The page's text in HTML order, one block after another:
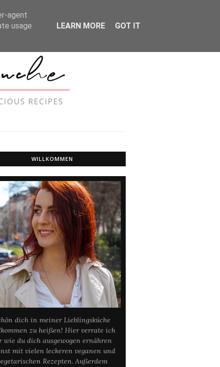
UND DATENSCHUTZ
WILLKOMMEN
dich in meiner Lieblingsküche
zu heißen! Hier verrate ich
wie du dich ausgewogen ernähren
mit vielen leckeren veganen und
Rezepten. Außerdem
agent
usage
LEARN MORE GOT IT